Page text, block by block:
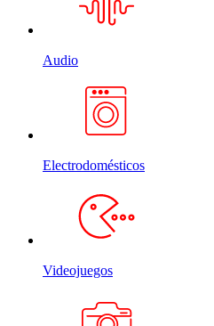
Audio
Electrodomésticos
Videojuegos